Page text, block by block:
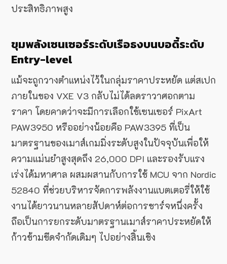
ประสิทธิภาพสูง
ขุมพลังเซนเซอร์ระดับเรือธงบนบอดี้ระดับ
Entry-level
แม้จะถูกวางตำแหน่งไว้ในกลุ่มราคาประหยัด แต่สเปก
ภายในของ VXE V3 กลับไม่ได้ลดราวาศอกตาม
ราคา โดยคาดว่าจะมีการเลือกใช้เซนเซอร์ PixArt
PAW3950 หรืออย่างน้อยคือ PAW3395 ที่เป็น
มาตรฐานของเมาส์เกมมิ่งระดับสูงในปัจจุบันเพื่อให้
ความแม่นยำสูงสุดถึง 26,000 DPI และรองรับแรง
เร่งได้มหาศาล ผสมผสานกับการใช้ MCU จาก Nordic
52840 ที่ช่วยบริหารจัดการพลังงานแบตเตอรี่ให้ใช้
งานได้ยาวนานหลายสัปดาห์ต่อการชาร์จหนึ่งครั้ง
ถือเป็นการยกระดับมาตรฐานเมาส์ราคาประหยัดให้
ก้าวข้ามขีดจำกัดเดิมๆ ไปอย่างสิ้นเชิง